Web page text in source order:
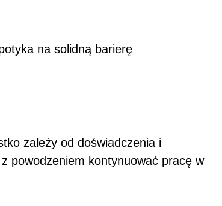
na solidną barierę
zależy od doświadczenia i
powodzeniem kontynuować pracę w